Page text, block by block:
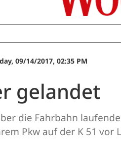
09/14/2017, 02:35 PM
gelandet
die Fahrbahn
Pkw auf der K 51